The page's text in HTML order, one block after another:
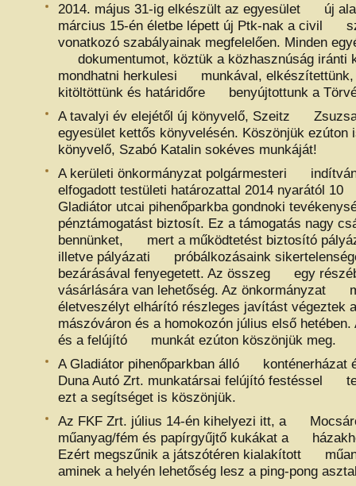
2014. május 31-ig elkészült az egyesület új
március 15-én életbe lépett új Ptk-nak a civil
vonatkozó szabályainak megfelelően. Minden
dokumentumot, köztük a közhasznúság iránti
mondhatni herkulesi munkával, elkészítettünk,
kitöltöttünk és határidőre benyújtottunk a
A tavalyi év elejétől új könyvelő, Szeitz
egyesület kettős könyvelésén. Köszönjük
könyvelő, Szabó Katalin sokéves munkáját!
A kerületi önkormányzat polgármesteri
elfogadott testületi határozattal 2014 nyarától
Gladiátor utcai pihenőparkba gondnoki
pénztámogatást biztosít. Ez a támogatás nagy
bennünket, mert a működtetést biztosító
illetve pályázati próbálkozásaink
bezárásával fenyegetett. Az összeg egy
vásárlására van lehetőség. Az önkormányzat
életveszélyt elhárító részleges javítást
mászóváron és a homokozón július első hetében.
és a felújító munkát ezúton köszönjük meg.
A Gladiátor pihenőparkban álló konténerházat
Duna Autó Zrt. munkatársai felújító festéssel
ezt a segítséget is köszönjük.
Az FKF Zrt. július 14-én kihelyezi itt, a
műanyag/fém és papírgyűjtő kukákat a
Ezért megszűnik a játszótéren kialakított
aminek a helyén lehetőség lesz a ping-pong